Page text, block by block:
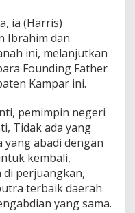
ia (Harris)
Ibrahim dan
ini, melanjutkan
Founding Father
Kampar ini.
pemimpin negeri
Tidak ada yang
yang abadi dengan
kembali,
di perjuangkan,
terbaik daerah
yang sama.